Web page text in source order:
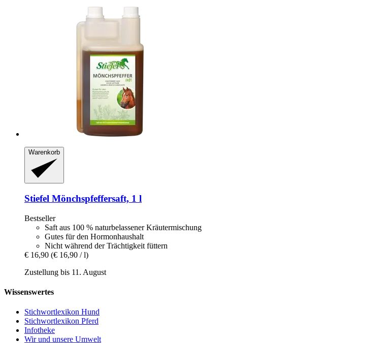
Warenkorb
Stiefel Mönchspfeffersaft, 1 l
Bestseller
Saft aus 100 % naturbelassener Kräutermischung
Gutes für den Hormonhaushalt
Nicht während der Trächtigkeit füttern
€ 16,90 (€ 16,90 / l)
Zustellung bis 11. August
Wissenswertes
Stichwortlexikon Hund
Stichwortlexikon Pferd
Infotheke
Wir und unsere Umwelt